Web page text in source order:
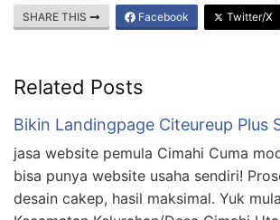
SHARE THIS Facebook Twitter/X
Related Posts
Bikin Landingpage Citeureup Plus
jasa website pemula Cimahi Cuma
bisa punya website usaha sendiri!
desain cakep, hasil maksimal. Yuk